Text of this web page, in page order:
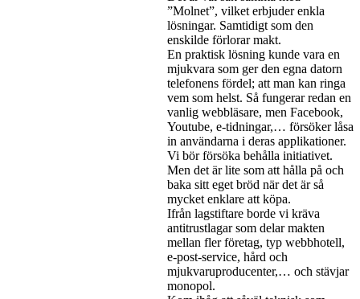
”Molnet”, vilket erbjuder enkla
lösningar. Samtidigt som den
enskilde förlorar makt.
En praktisk lösning kunde vara en
mjukvara som ger den egna datorn
telefonens fördel; att man kan ringa
vem som helst. Så fungerar redan en
vanlig webbläsare, men Facebook,
Youtube, e-tidningar,… försöker låsa
in användarna i deras applikationer.
Vi bör försöka behålla initiativet.
Men det är lite som att hålla på och
baka sitt eget bröd när det är så
mycket enklare att köpa.
Ifrån lagstiftare borde vi kräva
antitrustlagar som delar makten
mellan fler företag, typ webbhotell,
e-post-service, hård och
mjukvaruproducenter,… och stävjar
monopol.